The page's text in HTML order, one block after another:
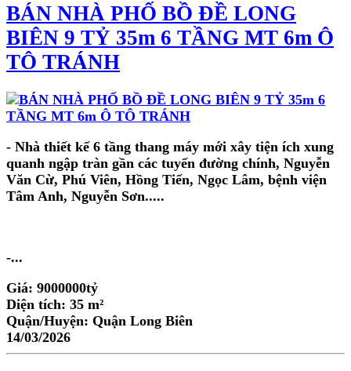
BÁN NHÀ PHỐ BỒ ĐỀ LONG
BIÊN 9 TỶ 35m 6 TẦNG MT 6m Ô
TÔ TRÁNH
- Nhà thiết kế 6 tầng thang máy mới xây tiện ích xung
quanh ngập tràn gần các tuyến đường chính, Nguyễn
Văn Cừ, Phú Viên, Hồng Tiến, Ngọc Lâm, bệnh viện
Tâm Anh, Nguyễn Sơn.....
-...
Giá: 9000000tỷ
Diện tích: 35 m²
Quận/Huyện: Quận Long Biên
14/03/2026